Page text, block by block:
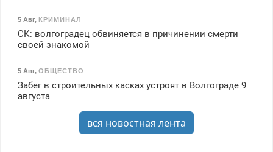
5 Авг, КРИМИНАЛ
СК: волгоградец обвиняется в причинении смерти
своей знакомой
5 Авг, ОБЩЕСТВО
Забег в строительных касках устроят в Волгограде 9
августа
вся новостная лента